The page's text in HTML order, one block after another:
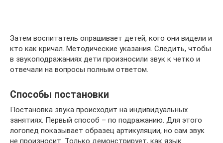
Затем воспитатель опрашивает детей, кого они видели и
кто как кричал. Методические указания. Следить, чтобы
в звукоподражаниях дети произносили звук к четко и
отвечали на вопросы полным ответом.
Способы постановки
Постановка звука происходит на индивидуальных
занятиях. Первый способ – по подражанию. Для этого
логопед показывает образец артикуляции, но сам звук
не произносит. Только демонстрирует, как язык